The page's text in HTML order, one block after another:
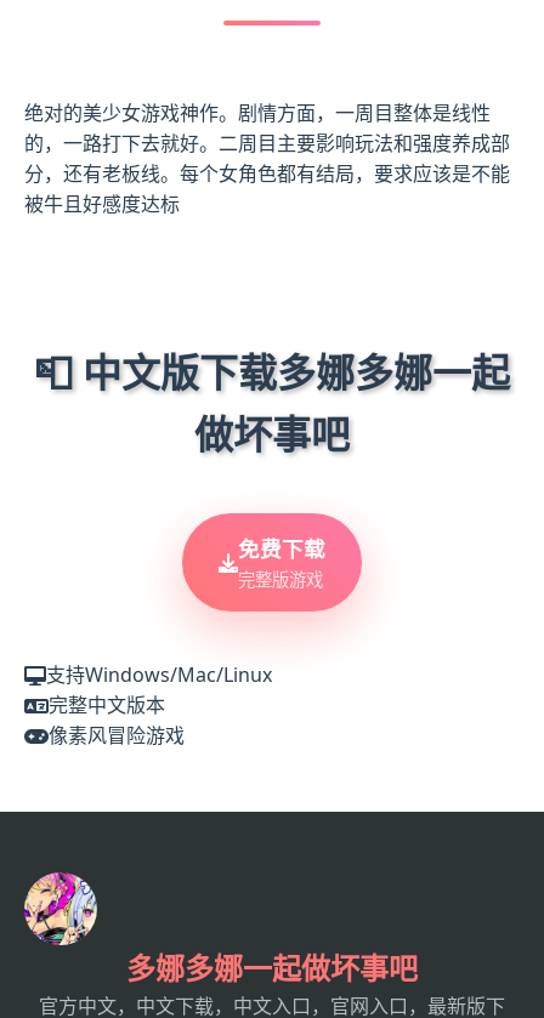
绝对的美少女游戏神作。剧情方面，一周目整体是线性
的，一路打下去就好。二周目主要影响玩法和强度养成部
分，还有老板线。每个女角色都有结局，要求应该是不能
被牛且好感度达标
📮 中文版下载多娜多娜一起
做坏事吧
免费下载
完整版游戏
支持Windows/Mac/Linux
完整中文版本
像素风冒险游戏
多娜多娜一起做坏事吧
官方中文，中文下载，中文入口，官网入口，最新版下